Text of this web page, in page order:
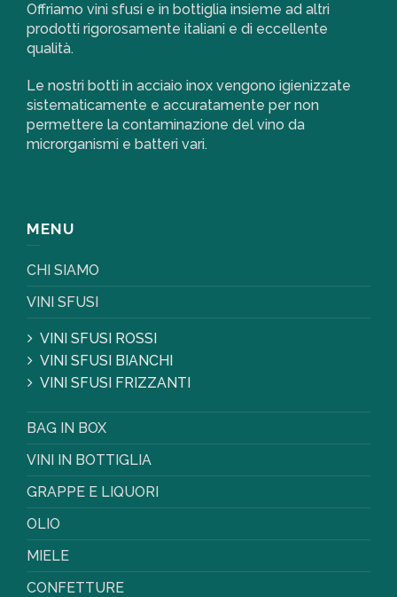
Offriamo vini sfusi e in bottiglia insieme ad altri
prodotti rigorosamente italiani e di eccellente
qualità.
Le nostri botti in acciaio inox vengono igienizzate
sistematicamente e accuratamente per non
permettere la contaminazione del vino da
microrganismi e batteri vari.
MENU
CHI SIAMO
VINI SFUSI
VINI SFUSI ROSSI
VINI SFUSI BIANCHI
VINI SFUSI FRIZZANTI
BAG IN BOX
VINI IN BOTTIGLIA
GRAPPE E LIQUORI
OLIO
MIELE
CONFETTURE